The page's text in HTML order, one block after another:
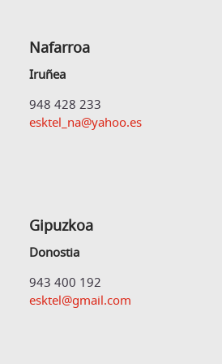
Nafarroa
Iruñea
948 428 233
esktel_na@yahoo.es
Gipuzkoa
Donostia
943 400 192
esktel@gmail.com